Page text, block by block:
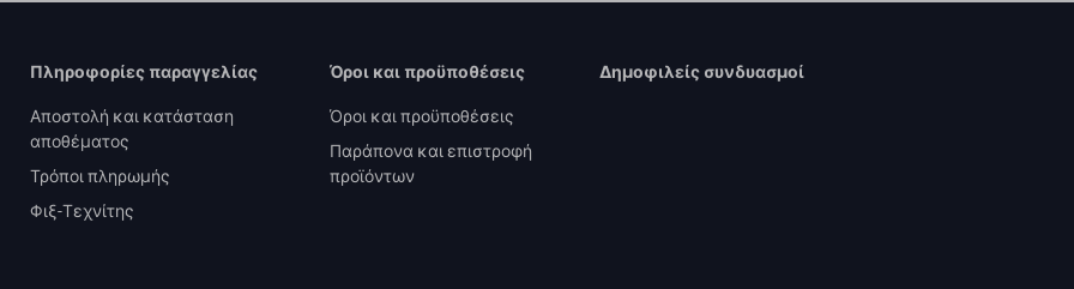
Πληροφορίες παραγγελίας
Αποστολή και κατάσταση
αποθέματος
Τρόποι πληρωμής
Φιξ-Τεχνίτης
Όροι και προϋποθέσεις
Όροι και προϋποθέσεις
Παράπονα και επιστροφή
προϊόντων
Δημοφιλείς συνδυασμοί